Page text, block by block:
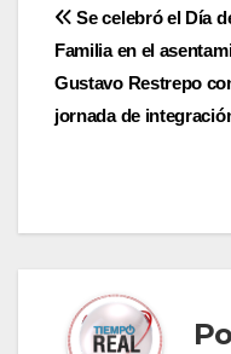
de
entradas
Se celebró el Día
Familia en el
Gustavo Restrepo
jornada de